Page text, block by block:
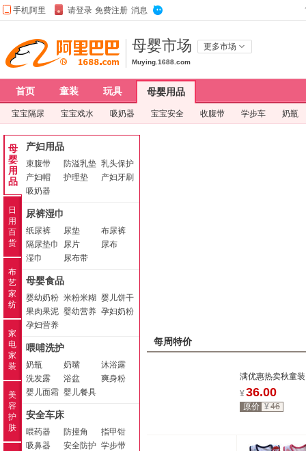
母婴市场 更多市场
Muying.1688.com
首页 童装 玩具 母婴用品
宝宝隔尿 宝宝戏水 吸奶器 宝宝安全 收腹带 学步车 奶瓶
母
婴
用
品
日
用
百
货
布
艺
家
纺
家
电
家
装
美
容
护
肤
产妇用品
束腹带 防溢乳垫 乳头保护
用品
产妇帽 护理垫
产妇牙刷
吸奶器
尿裤湿巾
纸尿裤 尿垫
布尿裤
隔尿垫巾
尿片
尿布
湿巾
尿布带
母婴食品
婴幼奶粉 米粉米糊 婴儿饼干
果肉果泥 婴幼营养 孕妇奶粉
孕妇营养
喂哺洗护
奶瓶 奶嘴
沐浴露
洗发露
浴盆
爽身粉
婴儿面霜 婴儿餐具
安全车床
喂药器 防撞角
指甲钳
吸鼻器
安全防护 学步带
每周特价
满优惠热卖秋童
婴儿三角哈衣/爬
衣5件包 广东产地
¥36.00
原价 ¥46